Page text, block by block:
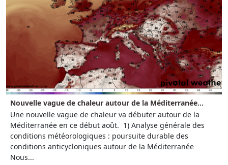
Nouvelle vague de chaleur autour de la Méditerranée...
Une nouvelle vague de chaleur va débuter autour de la
Méditerranée en ce début août. 1) Analyse générale des
conditions météorologiques : poursuite durable des
conditions anticycloniques autour de la Méditerranée
Nous...